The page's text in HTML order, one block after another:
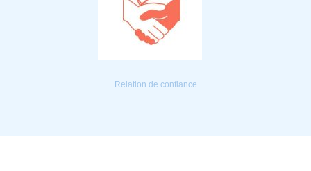
Relation de confiance